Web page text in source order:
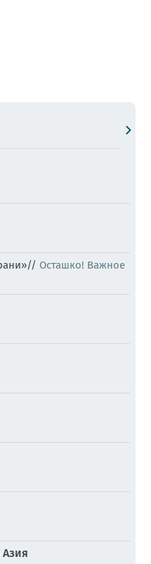
Осташко! Важное